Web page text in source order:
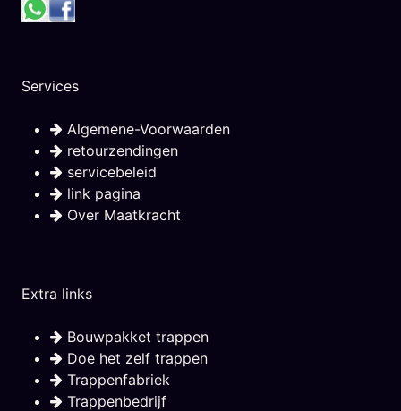
Services
Algemene-Voorwaarden
retourzendingen
servicebeleid
link pagina
Over Maatkracht
Extra links
Bouwpakket trappen
Doe het zelf trappen
Trappenfabriek
Trappenbedrijf